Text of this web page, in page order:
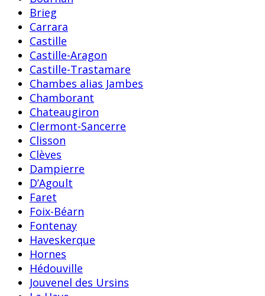
Brieg
Carrara
Castille
Castille-Aragon
Castille-Trastamare
Chambes alias Jambes
Chamborant
Chateaugiron
Clermont-Sancerre
Clisson
Clèves
Dampierre
D’Agoult
Faret
Foix-Béarn
Fontenay
Haveskerque
Hornes
Hédouville
Jouvenel des Ursins